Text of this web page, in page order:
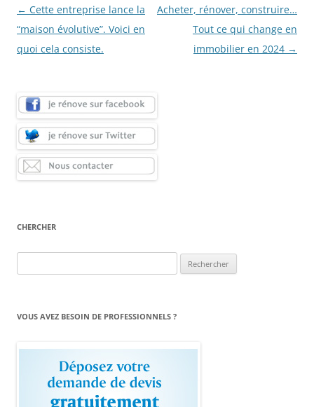
Navigation
des
articles
← Cette entreprise lance la
“maison évolutive”. Voici en
quoi cela consiste.
Acheter, rénover, construire…
Tout ce qui change en
immobilier en 2024 →
CHERCHER
VOUS AVEZ BESOIN DE PROFESSIONNELS ?